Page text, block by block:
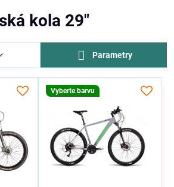
kola 29"
Parametry
Vyberte barvu